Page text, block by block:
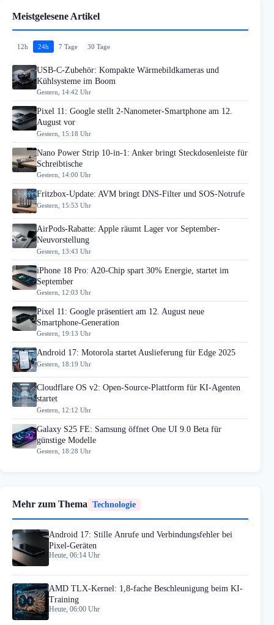
Meistgelesene Artikel
12h 24h 7 Tage 30 Tage
USB-C-Zubehör: Kompakte Wärmebildkameras und
Kühlsysteme im Boom
Gestern, 14:42 Uhr
Pixel 11: Google stellt 2-Nanometer-Smartphone am 12.
August vor
Gestern, 15:18 Uhr
Nano Power Strip 10-in-1: Anker bringt Steckdosenleiste für
Schreibtische
Gestern, 14:00 Uhr
Fritzbox-Update: AVM bringt DNS-Filter und SOS-Notrufe
Gestern, 15:53 Uhr
AirPods-Rabatte: Apple räumt Lager vor September-
Neuvorstellung
Gestern, 13:43 Uhr
iPhone 18 Pro: A20-Chip spart 30% Energie, startet im
September
Gestern, 12:03 Uhr
Pixel 11: Google präsentiert am 12. August neue
Smartphone-Generation
Gestern, 19:13 Uhr
Android 17: Motorola startet Auslieferung für Edge 2025
Gestern, 18:19 Uhr
Cloudflare OS v2: Open-Source-Plattform für KI-Agenten
startet
Gestern, 12:12 Uhr
Galaxy S25 FE: Samsung öffnet One UI 9.0 Beta für
günstige Modelle
Gestern, 18:28 Uhr
Mehr zum Thema Technologie
Android 17: Stille Anrufe und Verbindungsfehler bei
Pixel-Geräten
Heute, 06:14 Uhr
AMD TLX-Kernel: 1,8-fache Beschleunigung beim KI-
Training
Heute, 06:00 Uhr